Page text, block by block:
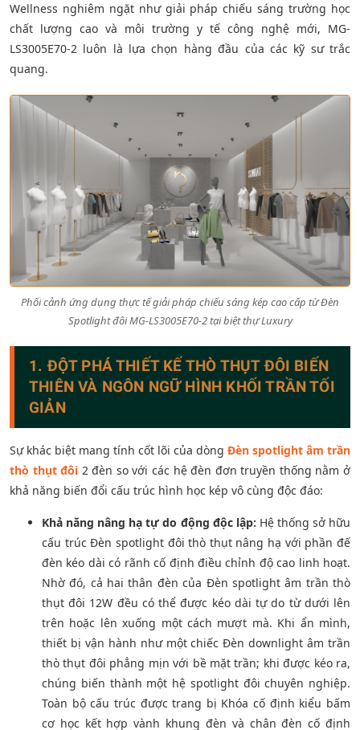
Wellness nghiêm ngặt như giải pháp chiếu sáng trường học
chất lượng cao và môi trường y tế công nghệ mới, MG-
LS3005E70-2 luôn là lựa chọn hàng đầu của các kỹ sư trắc
quang.
Phối cảnh ứng dụng thực tế giải pháp chiếu sáng kép cao cấp từ Đèn
Spotlight đôi MG-LS3005E70-2 tại biệt thự Luxury
1. ĐỘT PHÁ THIẾT KẾ THÒ THỤT ĐÔI BIẾN
THIÊN VÀ NGÔN NGỮ HÌNH KHỐI TRẦN TỐI
GIẢN
Sự khác biệt mang tính cốt lõi của dòng Đèn spotlight âm trần
thò thụt đôi 2 đèn so với các hệ đèn đơn truyền thống nằm ở
khả năng biến đổi cấu trúc hình học kép vô cùng độc đáo:
Khả năng nâng hạ tự do động độc lập: Hệ thống sở hữu
cấu trúc Đèn spotlight đôi thò thụt nâng hạ với phần đế
đèn kéo dài có rãnh cố định điều chỉnh độ cao linh hoạt.
Nhờ đó, cả hai thân đèn của Đèn spotlight âm trần thò
thụt đôi 12W đều có thể được kéo dài tự do từ dưới lên
trên hoặc lên xuống một cách mượt mà. Khi ẩn mình,
thiết bị vận hành như một chiếc Đèn downlight âm trần
thò thụt đôi phẳng mịn với bề mặt trần; khi được kéo ra,
chúng biến thành một hệ spotlight đôi chuyên nghiệp.
Toàn bộ cấu trúc được trang bị Khóa cố định kiểu bấm
cơ học kết hợp vành khung đèn và chân đèn cố định